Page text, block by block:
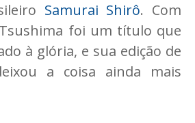
Samurai Shirô. Com
foi um título que
à glória, e sua edição de
a coisa ainda mais